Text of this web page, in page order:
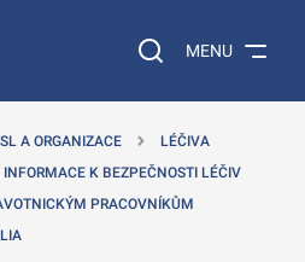
Vyhledávání na
MENU
A ORGANIZACE
LÉČIVA
INFORMACE K BEZPEČNOSTI LÉČIV
PRACOVNÍKŮM